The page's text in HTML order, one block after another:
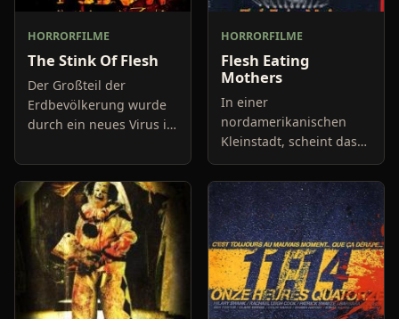
HORRORFILME
The Stink Of Flesh
Der Großteil der
Erdbevölkerung wurde
durch ein neues Virus in
verwandelt. Die wenigen
überlebenden
Menschen haben sich
entweder in
HORRORFILME
Flesh Eating
Mothers
In einer
nordamerikanischen
Kleinstadt, scheint das
Leben so wunderschön
und perfekt zu sein, wie
man sich es vorstellt.
Aber die Idylle wird jäh
von einem V